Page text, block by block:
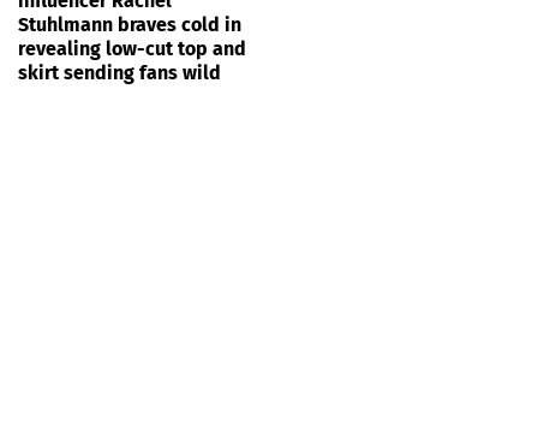
Stuhlmann braves cold in
revealing low-cut top and
skirt sending fans wild